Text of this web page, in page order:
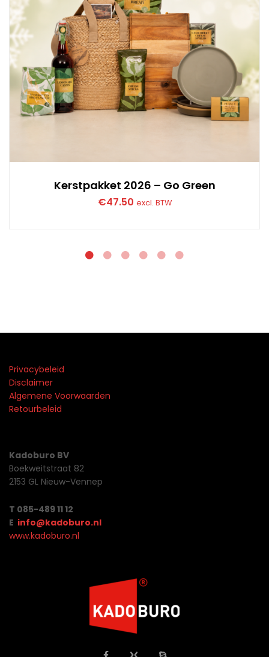
Kerstpakket 2026 – Go Green
€47.50 excl. BTW
Privacybeleid
Disclaimer
Algemene Voorwaarden
Retourbeleid
Kadoburo BV
Boekweitstraat 82
2153 GL Nieuw-Vennep
T 085-489 11 12
E info@kadoburo.nl
www.kadoburo.nl